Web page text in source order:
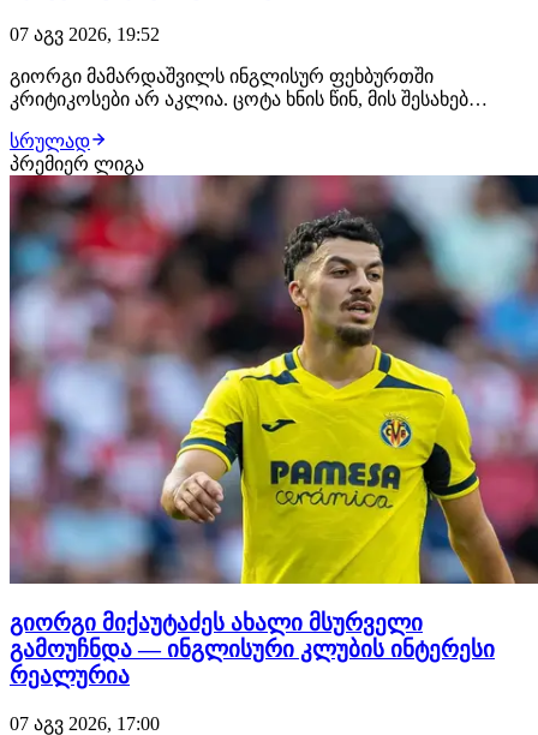
07 აგვ 2026, 19:52
გიორგი მამარდაშვილს ინგლისურ ფეხბურთში
კრიტიკოსები არ აკლია. ცოტა ხნის წინ, მის შესახებ
ვეტერანი გოლკიპერი თანხმდება იმაზე, რომ ქართველი
კარის დარაჯი ლივერპულის ძირითადისთვის მზად არ
არის. "ჯერ კიდევ არ ვარ დარწმუნებული, რომ
ალისონის…
სრულად
პრემიერ ლიგა
გიორგი მიქაუტაძეს ახალი მსურველი
გამოუჩნდა — ინგლისური კლუბის ინტერესი
რეალურია
07 აგვ 2026, 17:00